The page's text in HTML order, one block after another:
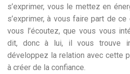
s’exprimer, vous le mettez en
s’exprimer, à vous faire part de
vous l’écoutez, que vous vous
dit, donc à lui, il vous trouve
développez la relation avec cette
à créer de la confiance.